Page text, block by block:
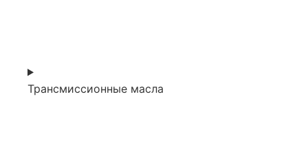
Трансмиссионные масла